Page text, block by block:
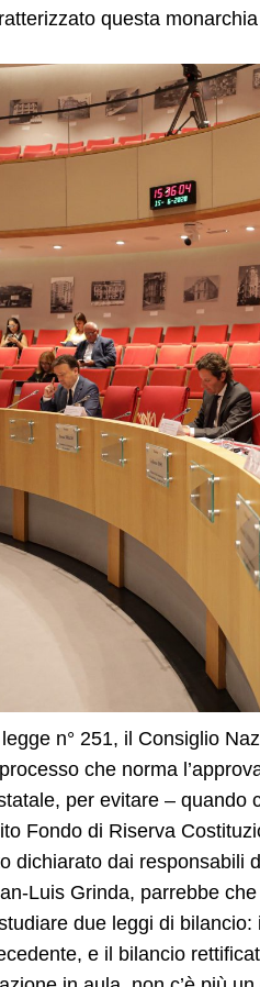
questa
n° 251, il Consiglio
che norma
per evitare –
Fondo di Riserva
dichiarato dai responsabili
Luis Grinda, parrebbe
due leggi di
e il bilancio